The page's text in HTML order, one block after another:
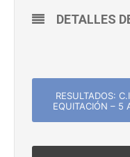
DETALLES
RESULTADOS:
EQUITACIÓN – 5